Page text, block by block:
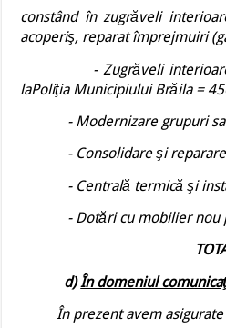
constând în zugrăveli
acoperiş, reparat împrejmuiri
- Zugrăveli interioare
laPoliţia Municipiului Brăila =
- Modernizare grupuri
- Consolidare şi reparare
- Centrală termică şi
- Dotări cu mobilier nou
d)În domeniul
În prezent avem